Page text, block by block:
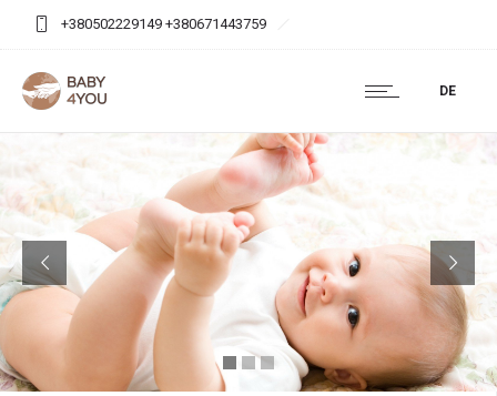
+380502229149 +380671443759
baby4you.agency@gmail.com
DE